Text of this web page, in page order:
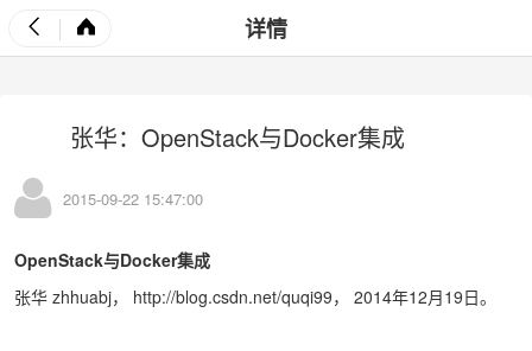
详情
张华：OpenStack与Docker集成
2015-09-22 15:47:00
OpenStack与Docker集成
张华 zhhuabj， http://blog.csdn.net/quqi99， 2014年12月19日。